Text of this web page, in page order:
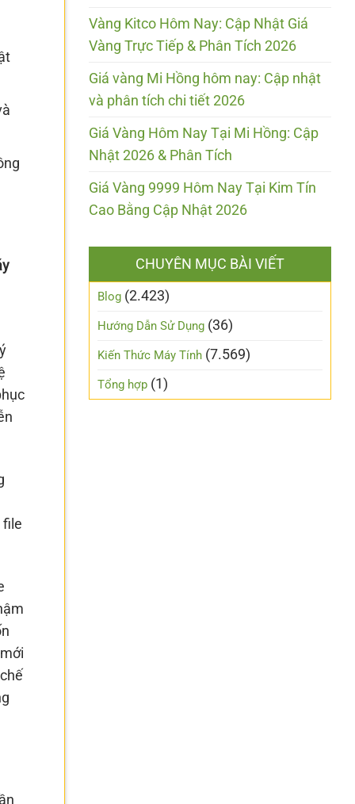
file
Vàng Kitco Hôm Nay: Cập Nhật Giá
Vàng Trực Tiếp & Phân Tích 2026
Giá vàng Mi Hồng hôm nay: Cập nhật
và phân tích chi tiết 2026
Giá Vàng Hôm Nay Tại Mi Hồng: Cập
Nhật 2026 & Phân Tích
Giá Vàng 9999 Hôm Nay Tại Kim Tín
Cao Bằng Cập Nhật 2026
CHUYÊN MỤC BÀI VIẾT
Blog (2.423)
Hướng Dẫn Sử Dụng (36)
Kiến Thức Máy Tính (7.569)
Tổng hợp (1)